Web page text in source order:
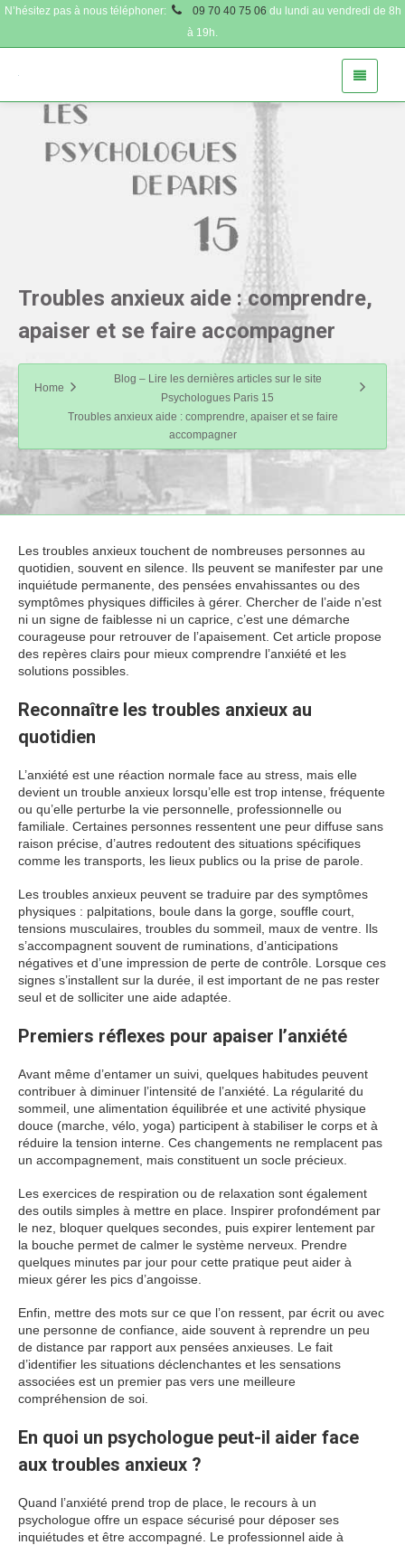
N’hésitez pas à nous téléphoner: 09 70 40 75 06 du lundi au vendredi de 8h
à 19h.
Troubles anxieux aide : comprendre,
apaiser et se faire accompagner
Home
Blog – Lire les dernières articles sur le site
Psychologues Paris 15
Troubles anxieux aide : comprendre, apaiser et se faire
accompagner
Les troubles anxieux touchent de nombreuses personnes au
quotidien, souvent en silence. Ils peuvent se manifester par une
inquiétude permanente, des pensées envahissantes ou des
symptômes physiques difficiles à gérer. Chercher de l’aide n’est
ni un signe de faiblesse ni un caprice, c’est une démarche
courageuse pour retrouver de l’apaisement. Cet article propose
des repères clairs pour mieux comprendre l’anxiété et les
solutions possibles.
Reconnaître les troubles anxieux au
quotidien
L’anxiété est une réaction normale face au stress, mais elle
devient un trouble anxieux lorsqu’elle est trop intense, fréquente
ou qu’elle perturbe la vie personnelle, professionnelle ou
familiale. Certaines personnes ressentent une peur diffuse sans
raison précise, d’autres redoutent des situations spécifiques
comme les transports, les lieux publics ou la prise de parole.
Les troubles anxieux peuvent se traduire par des symptômes
physiques : palpitations, boule dans la gorge, souffle court,
tensions musculaires, troubles du sommeil, maux de ventre. Ils
s’accompagnent souvent de ruminations, d’anticipations
négatives et d’une impression de perte de contrôle. Lorsque ces
signes s’installent sur la durée, il est important de ne pas rester
seul et de solliciter une aide adaptée.
Premiers réflexes pour apaiser l’anxiété
Avant même d’entamer un suivi, quelques habitudes peuvent
contribuer à diminuer l’intensité de l’anxiété. La régularité du
sommeil, une alimentation équilibrée et une activité physique
douce (marche, vélo, yoga) participent à stabiliser le corps et à
réduire la tension interne. Ces changements ne remplacent pas
un accompagnement, mais constituent un socle précieux.
Les exercices de respiration ou de relaxation sont également
des outils simples à mettre en place. Inspirer profondément par
le nez, bloquer quelques secondes, puis expirer lentement par
la bouche permet de calmer le système nerveux. Prendre
quelques minutes par jour pour cette pratique peut aider à
mieux gérer les pics d’angoisse.
Enfin, mettre des mots sur ce que l’on ressent, par écrit ou avec
une personne de confiance, aide souvent à reprendre un peu
de distance par rapport aux pensées anxieuses. Le fait
d’identifier les situations déclenchantes et les sensations
associées est un premier pas vers une meilleure
compréhension de soi.
En quoi un psychologue peut-il aider face
aux troubles anxieux ?
Quand l’anxiété prend trop de place, le recours à un
psychologue offre un espace sécurisé pour déposer ses
inquiétudes et être accompagné. Le professionnel aide à